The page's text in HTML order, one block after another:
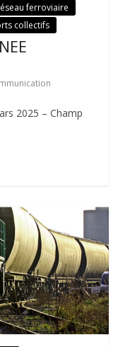
ferroviaire
collectifs
2025 – Champ